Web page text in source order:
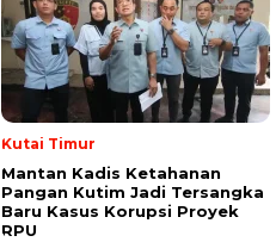
Kutai Timur
Mantan Kadis Ketahanan
Pangan Kutim Jadi Tersangka
Baru Kasus Korupsi Proyek
RPU